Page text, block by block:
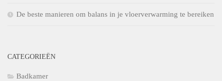
De beste manieren om balans in je vloerverwarming te bereiken
CATEGORIEËN
Badkamer